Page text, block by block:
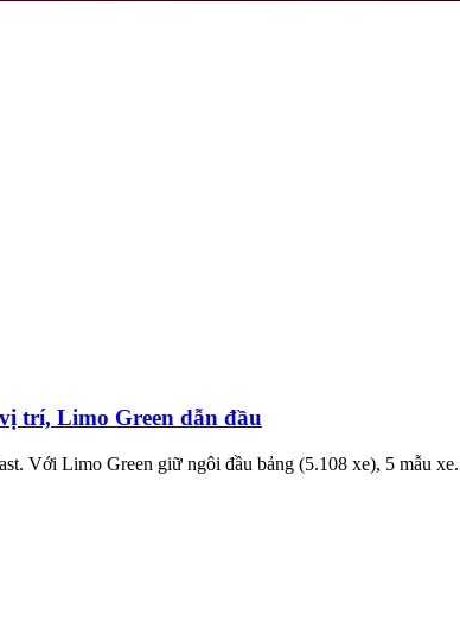
trí, Limo Green dẫn đầu
Với Limo Green giữ ngôi đầu bảng (5.108 xe), 5 mẫu